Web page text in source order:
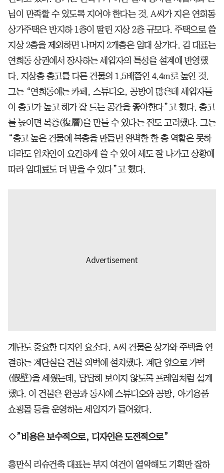
님이 만족할 수 있도록 지어야 한다는 것. A씨가 지은 연희동
상가주택은 반지하 1층이 딸린 지상 2층 규모다. 주택으로 쓸
지상 2층을 제외하면 나머지 2개층은 임대 상가다. 김 대표는
연희동 상권에서 장사하는 세입자의 특성을 설계에 반영했
다. 지상층 층고를 다른 건물의 1.5배쯤인 4.4m로 높인 것.
그는 “연희동에는 카페, 스튜디오, 공방이 많은데 세입자들
이 층고가 높고 해가 잘 드는 공간을 좋아한다”고 했다. 층고
를 높이면 복층(復層)을 만들 수 있다는 점도 고려했다. 그는
“층고 높은 건물에 복층을 만들면 완벽한 한 층 역할은 못하
더라도 임차인이 요긴하게 쓸 수 있어 세도 잘 나가고 상황에
따라 임대료도 더 받을 수 있다”고 했다.
계단도 중요한 디자인 요소다. A씨 건물은 상가와 주택을 연
결하는 계단실을 건물 외벽에 설치했다. 계단 옆으로 가벽
(假壁)을 세웠는데, 답답해 보이지 않도록 프레임처럼 설계
했다. 이 건물은 완공과 동시에 스튜디오와 공방, 아기용품
쇼핑몰 등을 운영하는 세입자가 들어왔다.
◇”비용은 보수적으로, 디자인은 도전적으로”
홍만식 리슈건축 대표는 부지 여건이 열악해도 기획만 잘하